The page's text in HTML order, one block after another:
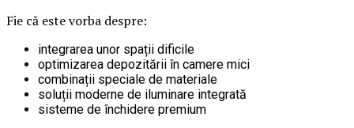
Fie că este vorba despre:
integrarea unor spații dificile
optimizarea depozitării în camere mici
combinații speciale de materiale
soluții moderne de iluminare integrată
sisteme de închidere premium